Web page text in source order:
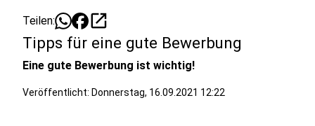
Teilen: open_in_new
Tipps für eine gute Bewerbung
Eine gute Bewerbung ist wichtig!
Veröffentlicht: Donnerstag, 16.09.2021 12:22